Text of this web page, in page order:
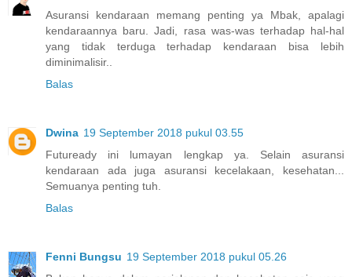
Asuransi kendaraan memang penting ya Mbak, apalagi
kendaraannya baru. Jadi, rasa was-was terhadap hal-hal
yang tidak terduga terhadap kendaraan bisa lebih
diminimalisir..
Balas
Dwina 19 September 2018 pukul 03.55
Futuready ini lumayan lengkap ya. Selain asuransi
kendaraan ada juga asuransi kecelakaan, kesehatan...
Semuanya penting tuh.
Balas
Fenni Bungsu 19 September 2018 pukul 05.26